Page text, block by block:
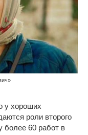
у хороших
роли второго
более 60 работ в